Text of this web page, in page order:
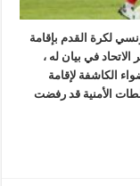
لكرة القدم بإقامة
في بيان له ،
الكاشفة لإقامة
الأمنية قد رفضت